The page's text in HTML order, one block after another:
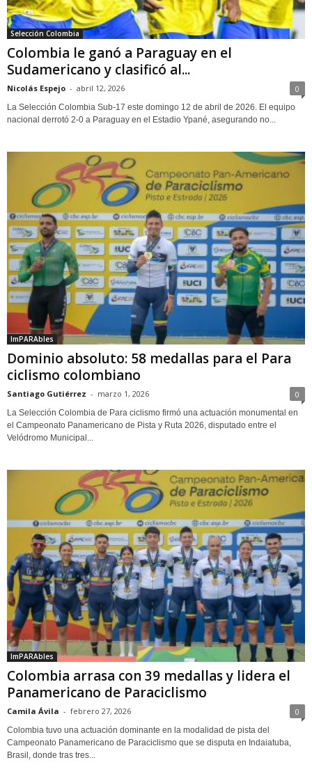
Selección Colombia
Colombia le ganó a Paraguay en el
Sudamericano y clasificó al...
Nicolás Espejo - abril 12, 2026 0
La Selección Colombia Sub-17 este domingo 12 de abril de 2026. El equipo
nacional derrotó 2-0 a Paraguay en el Estadio Ypané, asegurando no...
ImPARAbles
Dominio absoluto: 58 medallas para el Para
ciclismo colombiano
Santiago Gutiérrez - marzo 1, 2026 0
La Selección Colombia de Para ciclismo firmó una actuación monumental en
el Campeonato Panamericano de Pista y Ruta 2026, disputado entre el
Velódromo Municipal...
ImPARAbles
Colombia arrasa con 39 medallas y lidera el
Panamericano de Paraciclismo
Camila Ávila - febrero 27, 2026 0
Colombia tuvo una actuación dominante en la modalidad de pista del
Campeonato Panamericano de Paraciclismo que se disputa en Indaiatuba,
Brasil, donde tras tres...